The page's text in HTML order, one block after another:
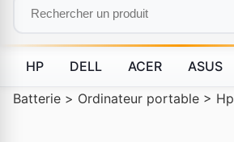
HP DELL ACER ASUS
Batterie > Ordinateur portable > Hp